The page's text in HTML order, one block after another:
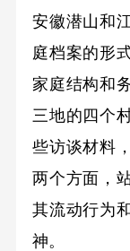
安徽潜山和
庭档案的形
家庭结构和
三地的四个
些访谈材料
两个方面，
其流动行为
神。